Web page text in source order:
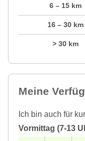
6 – 15 km
16 – 30 km
> 30 km
Meine
Ich bin auch für
Vormittag (7-13